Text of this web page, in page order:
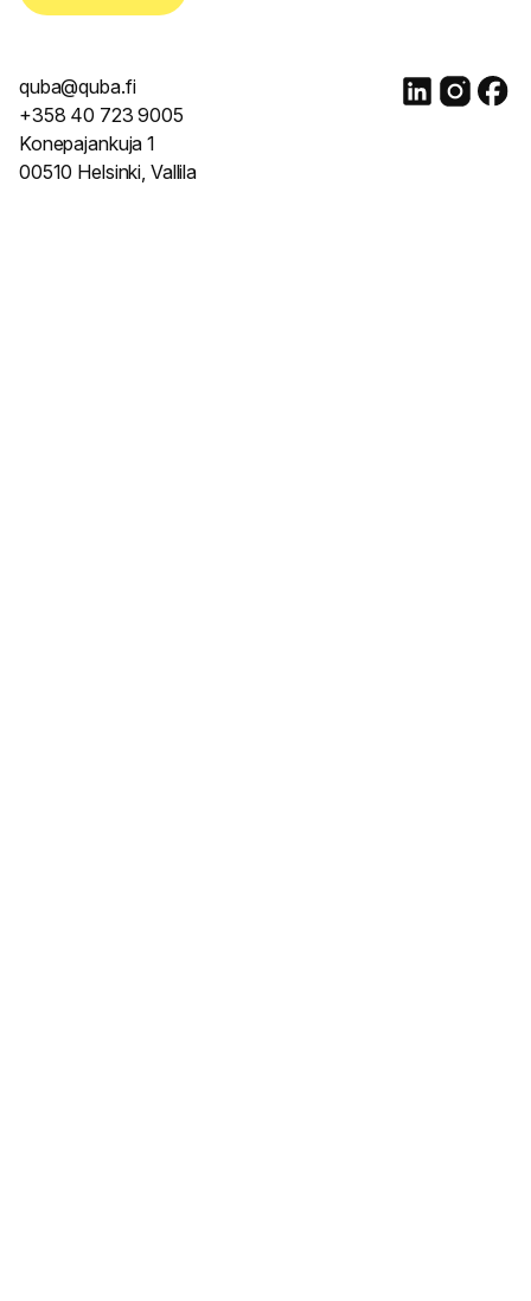
quba@quba.fi
+358 40 723 9005
Konepajankuja 1
00510 Helsinki, Vallila